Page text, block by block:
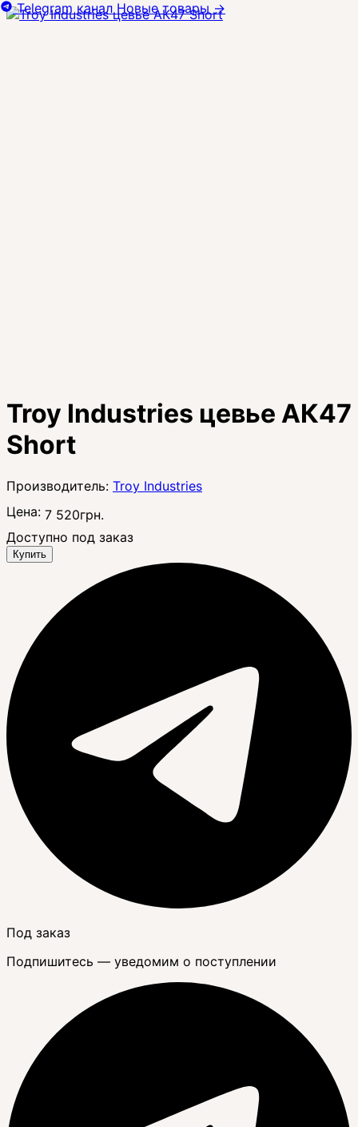
Troy Industries цевье АК47
Short
Troy Industries
Цена: 7 520грн.
Доступно под заказ
Купить
Под заказ
Подпишитесь — уведомим о поступлении
Telegram канал Новые товары →